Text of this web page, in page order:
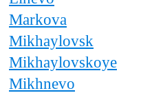
Markova
Mikhaylovsk
Mikhaylovskoye
Mikhnevo